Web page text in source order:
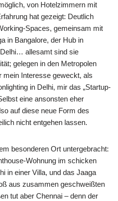
von Hotelzimmern mit
hat gezeigt: Deutlich
Spaces, gemeinsam mit
in Bangalore, der Hub in
allesamt sind sie
gelegen in den Metropolen
mein Interesse geweckt, als
in Delhi, mir das „Startup-
eine ansonsten eher
auf diese neue Form des
nicht entgehen lassen.
besonderen Ort untergebracht:
Wohnung im schicken
in einer Villa, und das Jaaga
aus zusammen geschweißten
tut aber Chennai – denn der